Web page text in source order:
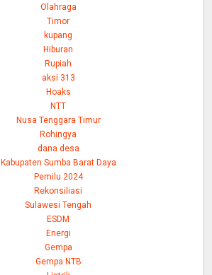
Olahraga
Timor
kupang
Hiburan
Rupiah
aksi 313
Hoaks
NTT
Nusa Tenggara Timur
Rohingya
dana desa
Kabupaten Sumba Barat Daya
Pemilu 2024
Rekonsiliasi
Sulawesi Tengah
ESDM
Energi
Gempa
Gempa NTB